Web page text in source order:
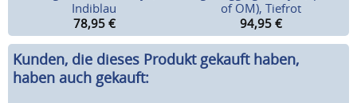
Indiblau
78,95 €
of OM), Tiefrot
94,95 €
Kunden, die dieses Produkt gekauft haben,
haben auch gekauft: